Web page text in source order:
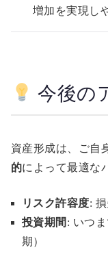
増加を実現し
今後の
資産形成は、ご自
的によって最適な
リスク許容度:
投資期間 : いつ
期）